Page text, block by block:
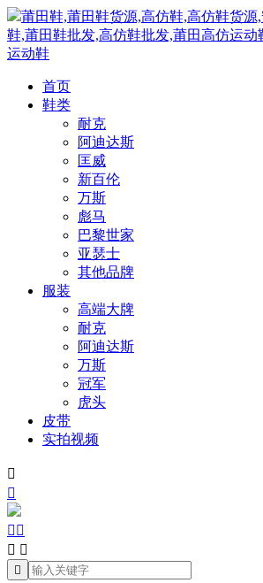
莆田鞋,莆田鞋货源,高仿鞋,高仿鞋货源
鞋,莆田鞋批发,高仿鞋批发,莆田高仿运动
运动鞋
首页
鞋类
耐克
阿迪达斯
匡威
新百伦
万斯
彪马
巴黎世家
亚瑟士
其他品牌
服装
高端大牌
耐克
阿迪达斯
万斯
冠军
虎头
皮带
实拍视频


 
 
